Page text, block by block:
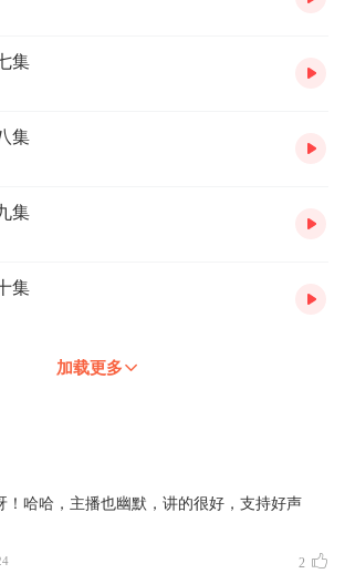
集
集
集
集
加载更多
！哈哈，主播也幽默，讲的很好，支持好声
2